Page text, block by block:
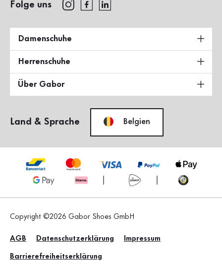
Folge uns
Damenschuhe
Herrenschuhe
Über Gabor
Land & Sprache Belgien
Copyright ©2026 Gabor Shoes GmbH
AGB Datenschutzerklärung Impressum
Barrierefreiheitserklärung